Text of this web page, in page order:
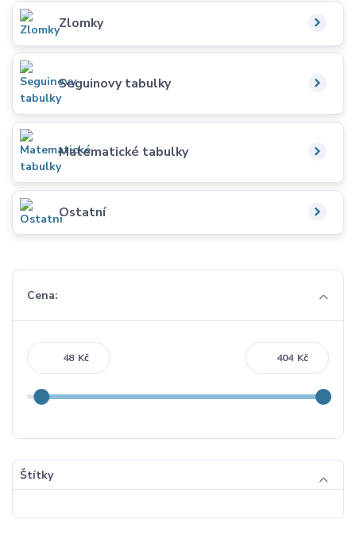
Zlomky
Seguinovy tabulky
Matematické tabulky
Ostatní
Cena:
Kč Kč
Štítky